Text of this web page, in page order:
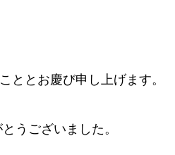
ととお慶び申し上げます。
うございました。